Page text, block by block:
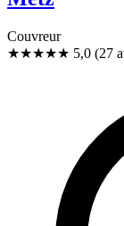
Couvreur
★★★★★ 5,0 (27